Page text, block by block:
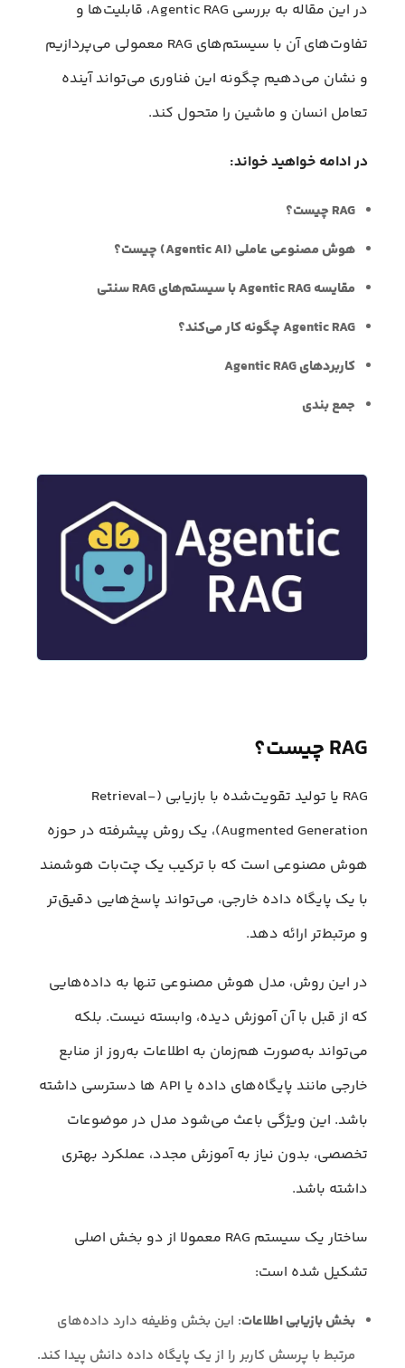
در این مقاله به بررسی Agentic RAG، قابلیت‌ها و
تفاوت‎‌های آن با سیستم‌های RAG معمولی می‌پردازیم
و نشان می‌دهیم چگونه این فناوری می‌تواند آینده
تعامل انسان و ماشین را متحول کند.
در ادامه خواهید خواند:
RAG چیست؟
هوش مصنوعی عاملی (Agentic AI) چیست؟
مقایسه Agentic RAG با سیستم‌های RAG سنتی
Agentic RAG چگونه کار می‌کند؟
کاربردهای Agentic RAG
جمع بندی
RAG چیست؟
RAG یا تولید تقویت‌شده با بازیابی (Retrieval-
Augmented Generation)، یک روش پیشرفته در حوزه
هوش مصنوعی است که با ترکیب یک چت‌بات هوشمند
با یک پایگاه داده خارجی، می‌تواند پاسخ‌هایی دقیق‌تر
و مرتبط‌تر ارائه دهد.
در این روش، مدل هوش مصنوعی تنها به داده‌هایی
که از قبل با آن آموزش دیده، وابسته نیست. بلکه
می‌تواند به‌صورت هم‌زمان به اطلاعات به‌روز از منابع
خارجی مانند پایگاه‌های داده یا API ها دسترسی داشته
باشد. این ویژگی باعث می‌شود مدل در موضوعات
تخصصی، بدون نیاز به آموزش مجدد، عملکرد بهتری
داشته باشد.
ساختار یک سیستم RAG معمولا از دو بخش اصلی
تشکیل شده است:
بخش بازیابی اطلاعات: این بخش وظیفه دارد داده‌های
مرتبط با پرسش کاربر را از یک پایگاه داده دانش پیدا کند.